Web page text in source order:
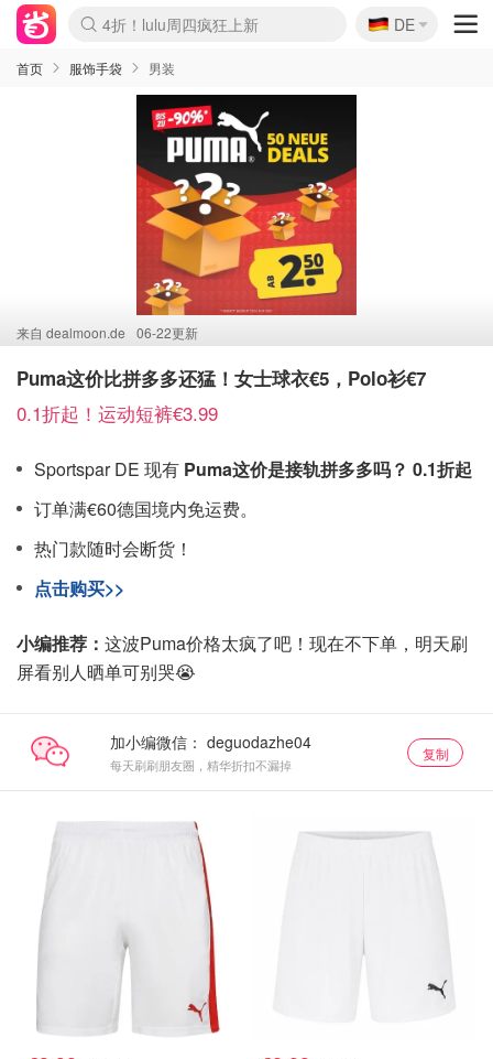
Boticinal 夏促开抢！
4折！lulu周四疯狂上新
还没结束！&OtherStories大促
Joybuy变相75折 随时失效
速领！Stanley独家85折
疑似霸哥！Camper额外叠85折
Zalando 奥莱闪促！每日更新
Moncler反季囤！5折起+叠9折
Coach Brooklyn仅€192
🇩🇪
DE
首页 服饰手袋 男装
来自 dealmoon.de 06-22更新
Puma这价比拼多多还猛！女士球衣€5，Polo衫€7
0.1折起！运动短裤€3.99
Sportspar DE 现有 Puma这价是接轨拼多多吗？ 0.1折起
订单满€60德国境内免运费。
热门款随时会断货！
点击购买>>
小编推荐： 这波Puma价格太疯了吧！现在不下单，明天刷
屏看别人晒单可别哭😭
加小编微信：
每天刷刷朋友圈，精华折扣不漏掉
复制